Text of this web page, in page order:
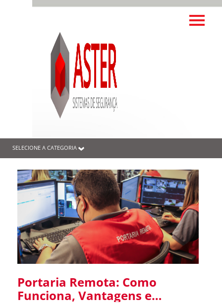
SELECIONE A CATEGORIA
Portaria Remota: Como
Funciona, Vantagens e